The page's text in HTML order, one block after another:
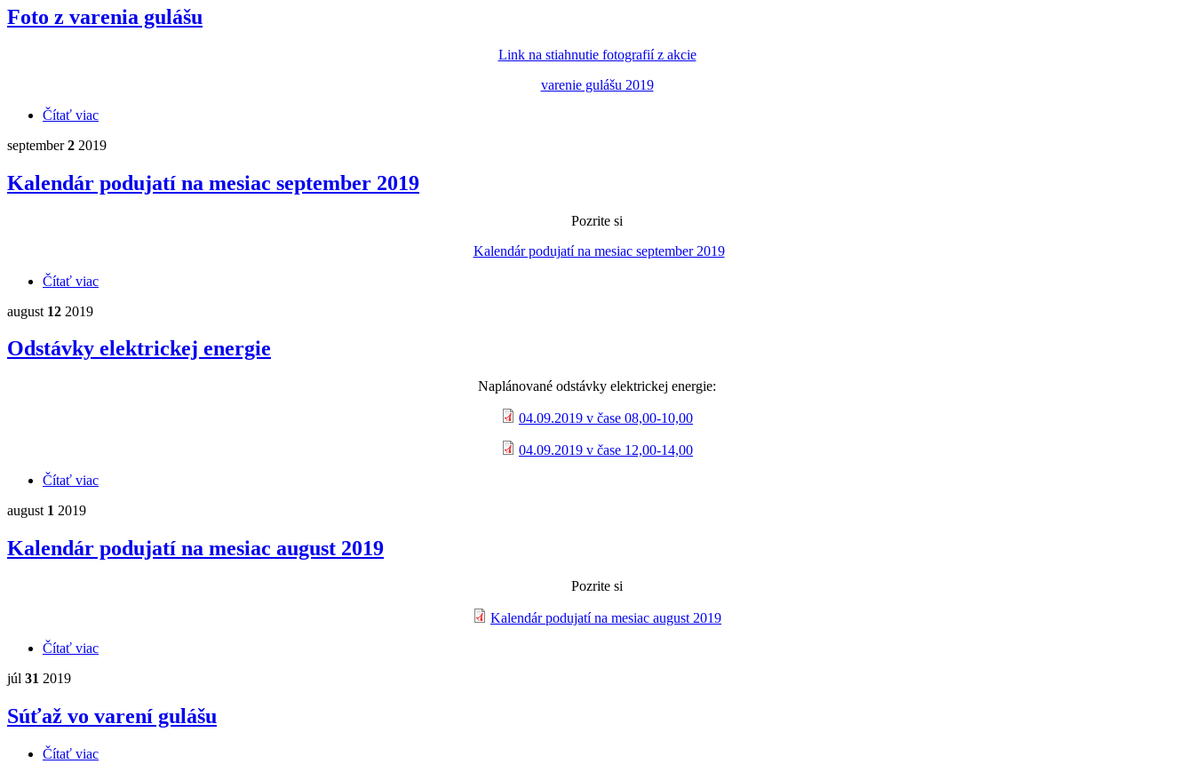
Foto z varenia gulášu
Link na stiahnutie fotografií z akcie
varenie gulášu 2019
Čítať viac
september2 2019
Kalendár podujatí na mesiac september 2019
Pozrite si
Kalendár podujatí na mesiac september 2019
Čítať viac
august 12 2019
Odstávky elektrickej energie
Naplánované odstávky elektrickej energie:
04.09.2019 v čase 08,00-10,00
04.09.2019 v čase 12,00-14,00
Čítať viac
august 1 2019
Kalendár podujatí na mesiac august 2019
Pozrite si
Kalendár podujatí na mesiac august 2019
Čítať viac
júl 31 2019
Súťaž vo varení gulášu
Čítať viac